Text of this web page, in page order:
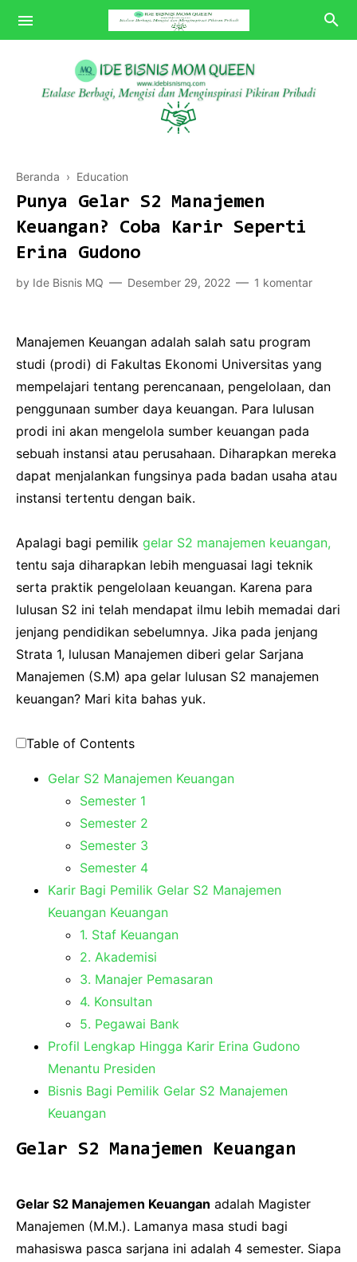
Tips MQ
POV MQ
Beranda › Education
Punya Gelar S2 Manajemen
Keuangan? Coba Karir Seperti
Erina Gudono
by Ide Bisnis MQ Desember 29, 2022 1 komentar
Manajemen Keuangan adalah salah satu program
studi (prodi) di Fakultas Ekonomi Universitas yang
mempelajari tentang perencanaan, pengelolaan, dan
penggunaan sumber daya keuangan. Para lulusan
prodi ini akan mengelola sumber keuangan pada
sebuah instansi atau perusahaan. Diharapkan mereka
dapat menjalankan fungsinya pada badan usaha atau
instansi tertentu dengan baik.
Apalagi bagi pemilik gelar S2 manajemen keuangan,
tentu saja diharapkan lebih menguasai lagi teknik
serta praktik pengelolaan keuangan. Karena para
lulusan S2 ini telah mendapat ilmu lebih memadai dari
jenjang pendidikan sebelumnya. Jika pada jenjang
Strata 1, lulusan Manajemen diberi gelar Sarjana
Manajemen (S.M) apa gelar lulusan S2 manajemen
keuangan? Mari kita bahas yuk.
Table of Contents
Gelar S2 Manajemen Keuangan
Semester 1
Semester 2
Semester 3
Semester 4
Karir Bagi Pemilik Gelar S2 Manajemen
Keuangan Keuangan
1. Staf Keuangan
2. Akademisi
3. Manajer Pemasaran
4. Konsultan
5. Pegawai Bank
Profil Lengkap Hingga Karir Erina Gudono
Menantu Presiden
Bisnis Bagi Pemilik Gelar S2 Manajemen
Keuangan
Gelar S2 Manajemen Keuangan
Gelar S2 Manajemen Keuangan adalah Magister
Manajemen (M.M.). Lamanya masa studi bagi
mahasiswa pasca sarjana ini adalah 4 semester. Siapa